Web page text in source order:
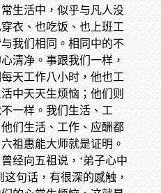
生活中，似乎与凡人没
衣、也吃饭、也上班工
我们相同。相同中的不
清净。事跟我们一样，
天工作八小时，他也工
中天天生烦恼；他们则
一样。我们生活、工
们生活、工作、应酬都
祖惠能大师就是证明。
经向五祖说，‘弟子心中
这句话，有很深的感触，